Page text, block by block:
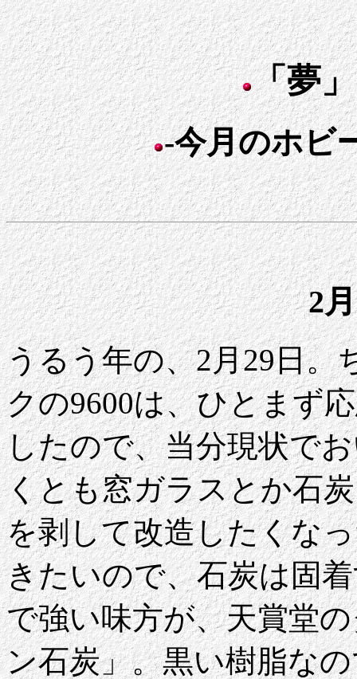
「夢
-今月のホビ
2
うるう年の、2月29日。
クの9600は、ひとまず
したので、当分現状で
くとも窓ガラスとか石
を剥して改造したくな
きたいので、石炭は固
で強い味方が、天賞堂
ン石炭」。黒い樹脂な